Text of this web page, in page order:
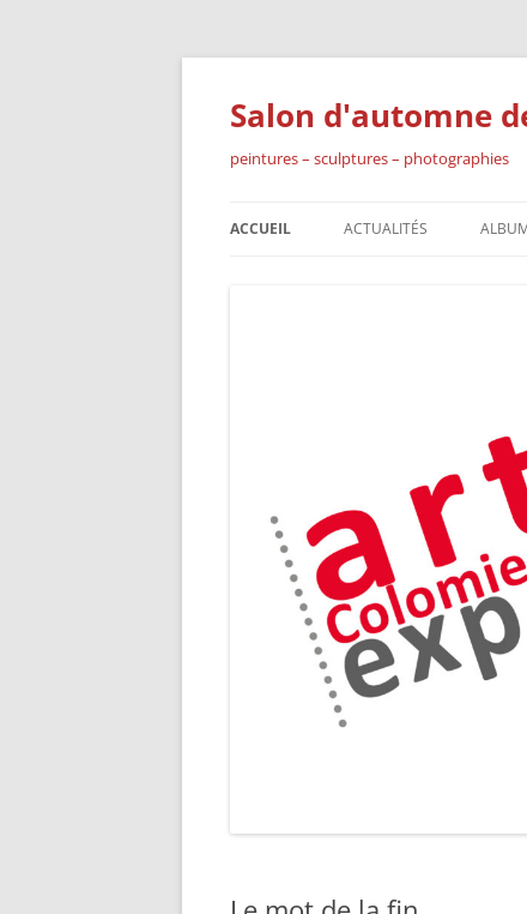
Aller
contenu
Salon d'automne
peintures – sculptures – photographies
ACCUEIL ACTUALITÉS